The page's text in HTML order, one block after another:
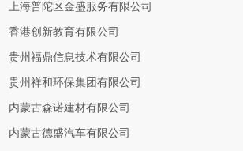
上海普陀区金盛服务有限公司
香港创新教育有限公司
贵州福鼎信息技术有限公司
贵州祥和环保集团有限公司
内蒙古森诺建材有限公司
内蒙古德盛汽车有限公司